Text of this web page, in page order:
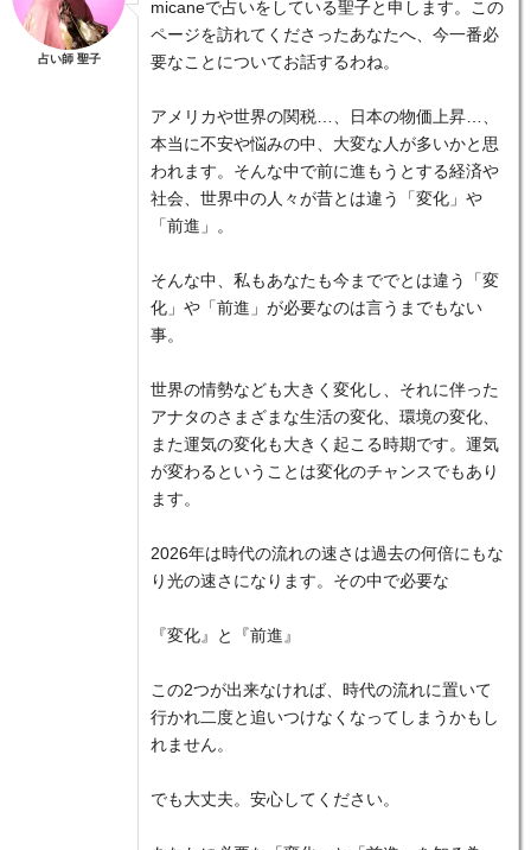
占い師 聖子
micaneで占いをしている聖子と申します。この
ページを訪れてくださったあなたへ、今一番必
要なことについてお話するわね。
アメリカや世界の関税…、日本の物価上昇…、
本当に不安や悩みの中、大変な人が多いかと思
われます。そんな中で前に進もうとする経済や
社会、世界中の人々が昔とは違う「変化」や
「前進」。
そんな中、私もあなたも今まででとは違う「変
化」や「前進」が必要なのは言うまでもない
事。
世界の情勢なども大きく変化し、それに伴った
アナタのさまざまな生活の変化、環境の変化、
また運気の変化も大きく起こる時期です。運気
が変わるということは変化のチャンスでもあり
ます。
2026年は時代の流れの速さは過去の何倍にもな
り光の速さになります。その中で必要な
『変化』と『前進』
この2つが出来なければ、時代の流れに置いて
行かれ二度と追いつけなくなってしまうかもし
れません。
でも大丈夫。安心してください。